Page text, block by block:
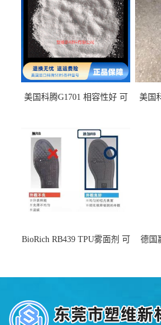
美国科腾G1701 相容性好 可
美国
BioRich RB439 TPU雾面剂 可
德国